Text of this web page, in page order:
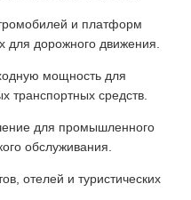
и платформ
для дорожного движения.
мощность для
средств.
для промышленного
обслуживания.
отелей и туристических